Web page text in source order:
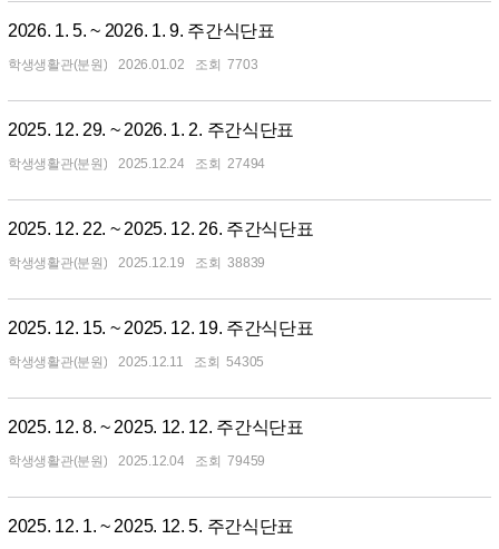
2026. 1. 5. ~ 2026. 1. 9. 주간식단표
학생생활관(분원) 2026.01.02 7703
2025. 12. 29. ~ 2026. 1. 2. 주간식단표
학생생활관(분원) 2025.12.24 27494
2025. 12. 22. ~ 2025. 12. 26. 주간식단표
학생생활관(분원) 2025.12.19 38839
2025. 12. 15. ~ 2025. 12. 19. 주간식단표
학생생활관(분원) 2025.12.11 54305
2025. 12. 8. ~ 2025. 12. 12. 주간식단표
학생생활관(분원) 2025.12.04 79459
2025. 12. 1. ~ 2025. 12. 5. 주간식단표